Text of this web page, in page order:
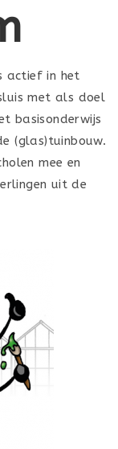
actief in het
met als doel
basisonderwijs
(glas)tuinbouw.
mee en
uit de